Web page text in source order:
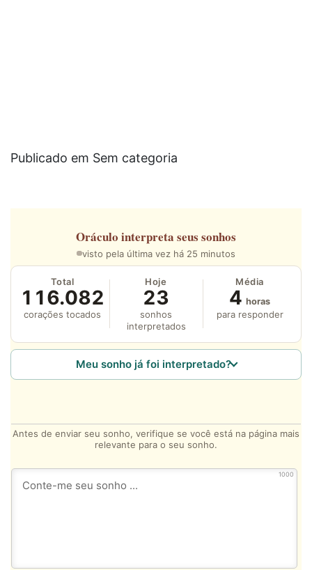
Publicado em Sem categoria
Oráculo interpreta seus sonhos
visto pela última vez há 25 minutos
Total
116.082
corações tocados
Hoje
23
sonhos
interpretados
Média
4 horas
para responder
Meu sonho já foi interpretado?
Antes de enviar seu sonho, verifique se você está na página mais
relevante para o seu sonho.
1000